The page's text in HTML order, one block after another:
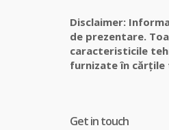
Disclaimer:
de prezentare.
caracteristicile
furnizate în cărțile
Get in touch